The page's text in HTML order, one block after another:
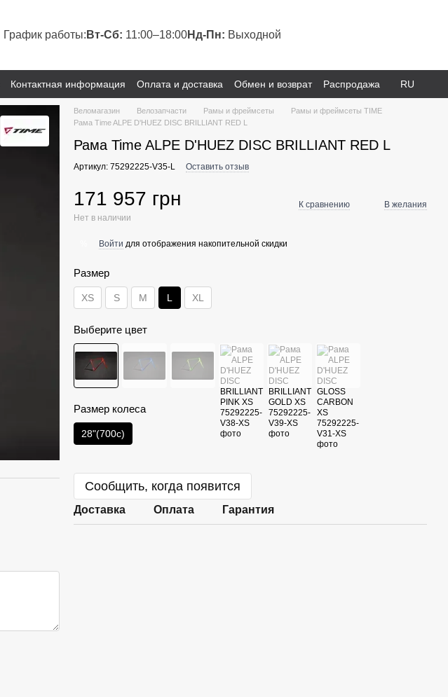
График работы: Вт-Сб: 11:00–18:00Нд-Пн: Выходной
Контактная информация Оплата и доставка Обмен и возврат
Распродажа
RU
Веломагазин Велозапчасти Рамы и фреймсеты
Рамы и фреймсеты TIME
Рама Time ALPE D'HUEZ DISC BRILLIANT RED L
Рама Time ALPE D'HUEZ DISC BRILLIANT RED L
Артикул: 75292225-V35-L Оставить отзыв
171 957 грн
Нет в наличии
К сравнению В желания
Войти для отображения накопительной скидки
Размер
XS S M L XL
Выберите цвет
Размер колеса
28"(700с)
Сообщить, когда появится
Доставка Оплата Гарантия